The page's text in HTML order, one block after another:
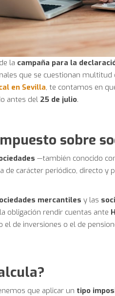
la campaña para la
que se cuestionan
en Sevilla, te contamos en
antes del 25 de julio.
sobre
—también conocido
de carácter periódico, directo y
mercantiles y las
obligación rendir cuentas ante
el de inversiones o el de
que aplicar un tipo